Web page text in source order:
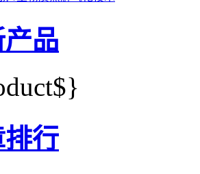
品
排行